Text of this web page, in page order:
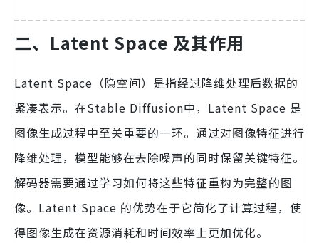
二、Latent Space 及其作用
Latent Space（隐空间）是指经过降维处理后数据的
紧凑表示。在Stable Diffusion中，Latent Space 是
图像生成过程中至关重要的一环。通过对图像特征进行
降维处理，模型能够在去除噪声的同时保留关键特征。
解码器需要通过学习如何将这些特征重构为完整的图
像。Latent Space 的优势在于它简化了计算过程，使
得图像生成在资源消耗和时间效率上更加优化。